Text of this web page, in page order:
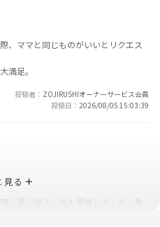
、ママと同じものがいいとリクエス
満足。
投稿者
ZOJIRUSHIオーナーサービス会員
投稿日
2026/08/05 15:03:39
見る